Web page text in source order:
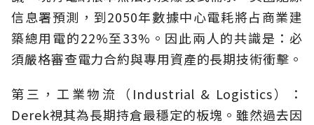
信息署預測，到2050年數據中心電耗將占商業建
築總用電的22%至33%。因此兩人的共識是：必
須嚴格審查電力合約與專用資產的長期技術衝擊。
第三，工業物流（Industrial & Logistics）：
Derek視其為長期持倉最穩定的板塊。雖然過去因